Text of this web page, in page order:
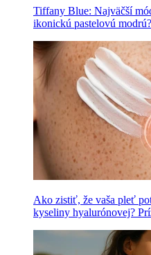
Tiffany Blue: Najväčší
ikonickú pastelovú modrú?
Ako zistiť, že vaša pleť
kyseliny hyalurónovej?